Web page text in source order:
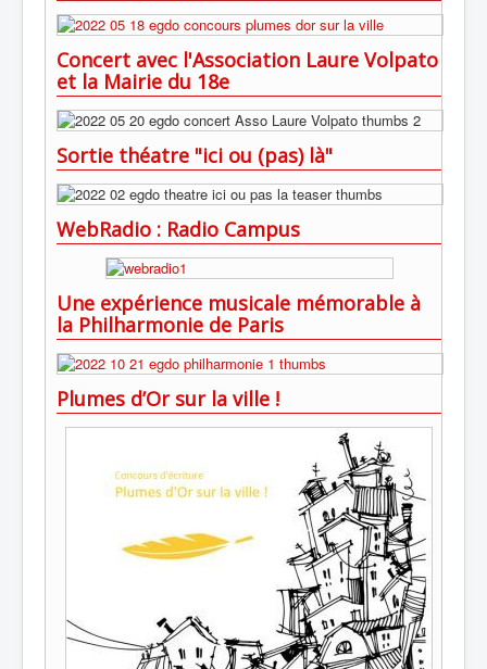
Concert avec l'Association Laure Volpato
et la Mairie du 18e
Sortie théatre "ici ou (pas) là"
WebRadio : Radio Campus
Une expérience musicale mémorable à
la Philharmonie de Paris
Plumes d’Or sur la ville !